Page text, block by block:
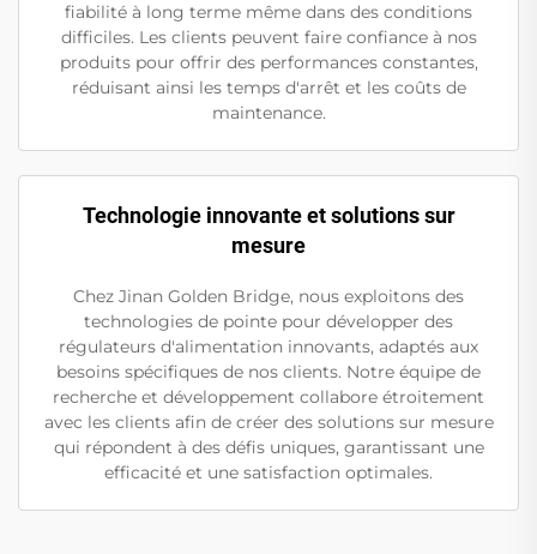
fiabilité à long terme même dans des conditions
difficiles. Les clients peuvent faire confiance à nos
produits pour offrir des performances constantes,
réduisant ainsi les temps d'arrêt et les coûts de
maintenance.
Technologie innovante et solutions sur
mesure
Chez Jinan Golden Bridge, nous exploitons des
technologies de pointe pour développer des
régulateurs d'alimentation innovants, adaptés aux
besoins spécifiques de nos clients. Notre équipe de
recherche et développement collabore étroitement
avec les clients afin de créer des solutions sur mesure
qui répondent à des défis uniques, garantissant une
efficacité et une satisfaction optimales.